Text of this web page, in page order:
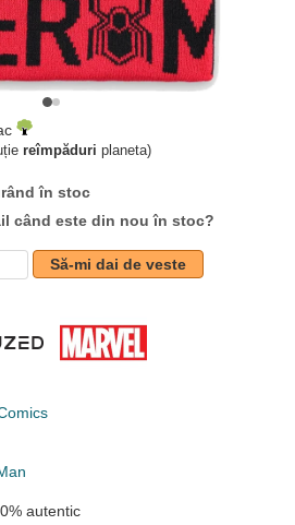
reîmpăduri planeta)
în stoc
când este din nou în stoc?
Să-mi dai de veste
autentic